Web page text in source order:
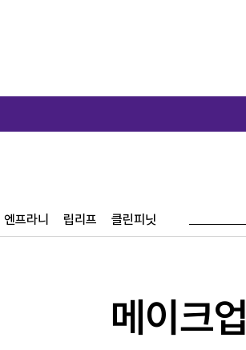
엔프라니 립리프 클린피닛
메이크업